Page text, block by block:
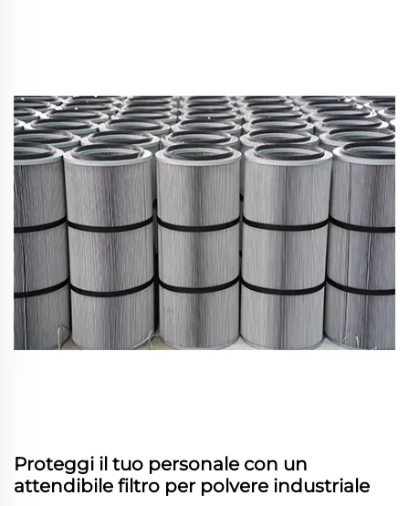
Proteggi il tuo personale con un
attendibile filtro per polvere industriale